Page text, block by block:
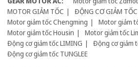
MOTOR GIẢM TỐC
ĐỘNG CƠ GIẢM TỐC
Motor giảm tốc Chengming
Motor giảm
Motor giảm tốc Housin
Motor giảm tốc
Động cơ giảm tốc LIMING
Động cơ giảm
Động cơ giảm tốc TUNGLEE